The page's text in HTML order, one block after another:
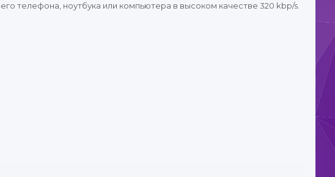
телефона, ноутбука или компьютера в высоком качестве 320 kbp/s.